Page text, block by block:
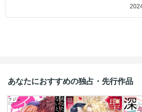
あなたにおすすめの独占・先行作品